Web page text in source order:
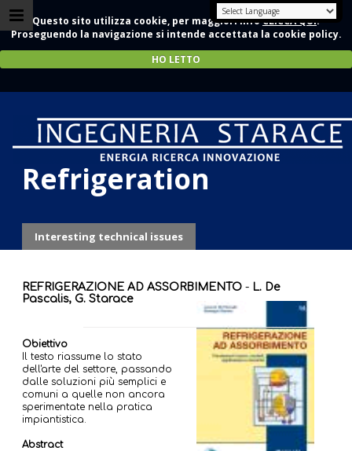
Questo sito utilizza cookie, per maggiori infoCLICCA QUI.
Proseguendo la navigazione si intende accettata la cookie policy.
HO LETTO
Absorption
Refrigeration
Interesting technical issues
REFRIGERAZIONE AD ASSORBIMENTO - L. De
Pascalis, G. Starace
Obiettivo
Il testo riassume lo stato
dell'arte del settore, passando
dalle soluzioni più semplici e
comuni a quelle non ancora
sperimentate nella pratica
impiantistica.
Abstract